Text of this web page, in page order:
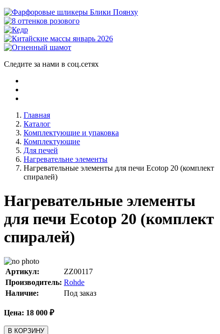
Следите за нами в соц.сетях
Главная
Каталог
Комплектующие и упаковка
Комплектующие
Для печей
Нагревательне элементы
Нагревательные элементы для печи Ecotop 20 (комплект
спиралей)
Нагревательные элементы
для печи Ecotop 20 (комплект
спиралей)
Артикул:
ZZ00117
Производитель: Rohde
Наличие:
Под заказ
Цена: 18 000 ₽
В КОРЗИНУ